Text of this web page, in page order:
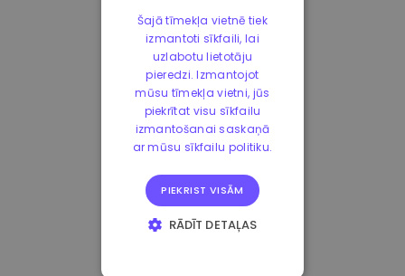
Šajā tīmekļa vietnē tiek
izmantoti sīkfaili, lai
uzlabotu lietotāju
pieredzi. Izmantojot
mūsu tīmekļa vietni, jūs
piekrītat visu sīkfailu
izmantošanai saskaņā
ar mūsu sīkfailu politiku.
PIEKRIST VISĀM
RĀDĪT DETAĻAS